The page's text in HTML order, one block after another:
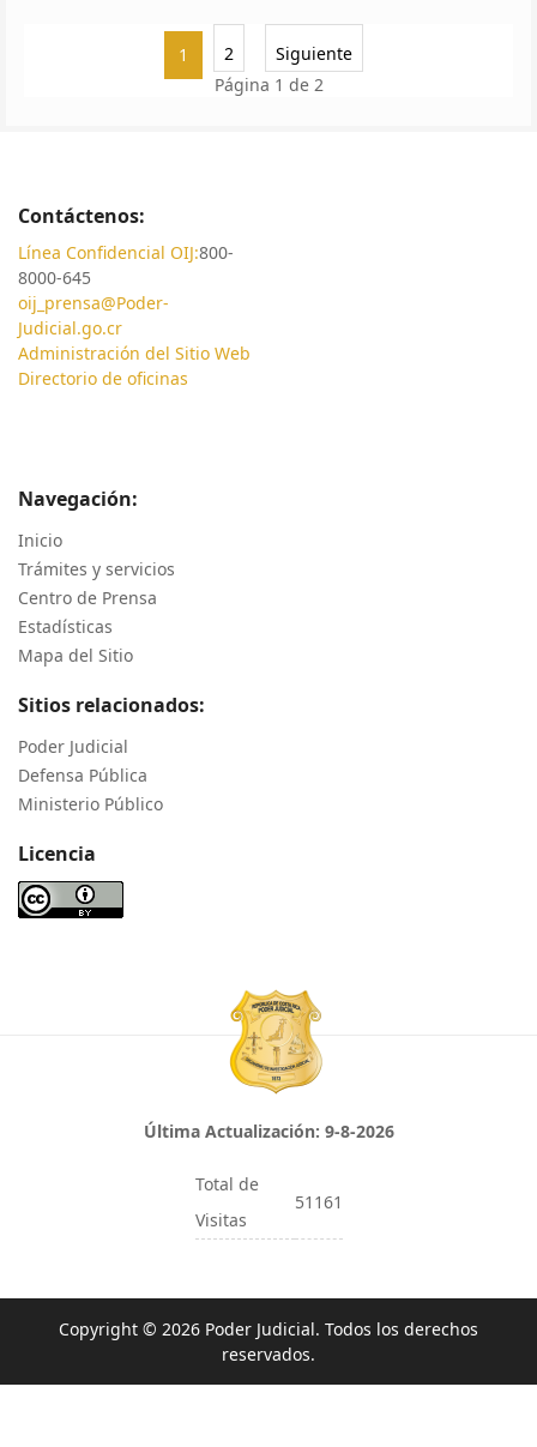
1 2
Siguiente
Página 1 de 2
Contáctenos:
Línea Confidencial OIJ:800-
8000-645
oij_prensa@Poder-
Judicial.go.cr
Administración del Sitio Web
Directorio de oficinas
Navegación:
Inicio
Trámites y servicios
Centro de Prensa
Estadísticas
Mapa del Sitio
Sitios relacionados:
Poder Judicial
Defensa Pública
Ministerio Público
Licencia
Última Actualización: 9-8-2026
Total de
Visitas
51161
Copyright © 2026 Poder Judicial. Todos los derechos
reservados.